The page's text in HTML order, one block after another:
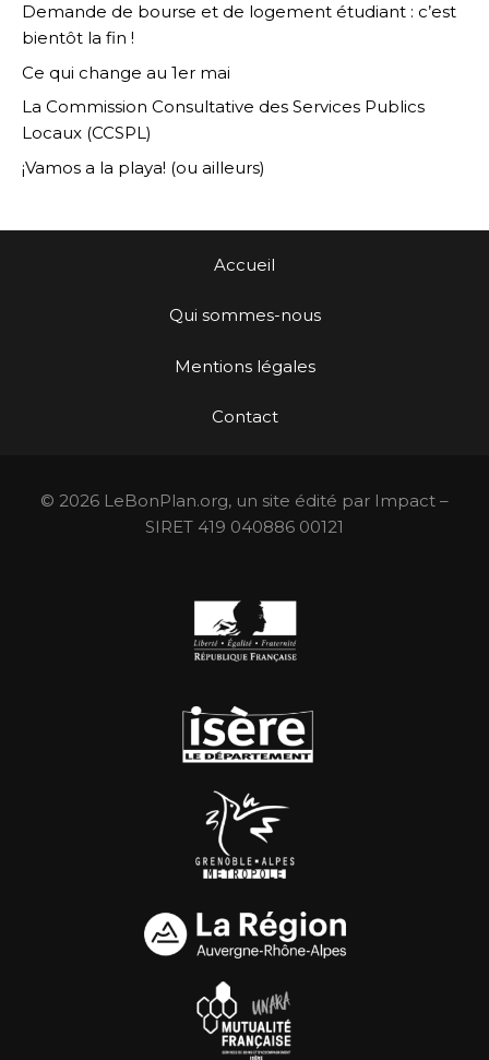
Demande de bourse et de logement étudiant : c’est
bientôt la fin !
Ce qui change au 1er mai
La Commission Consultative des Services Publics
Locaux (CCSPL)
¡Vamos a la playa! (ou ailleurs)
Accueil
Qui sommes-nous
Mentions légales
Contact
© 2026 LeBonPlan.org, un site édité par Impact –
SIRET 419 040886 00121